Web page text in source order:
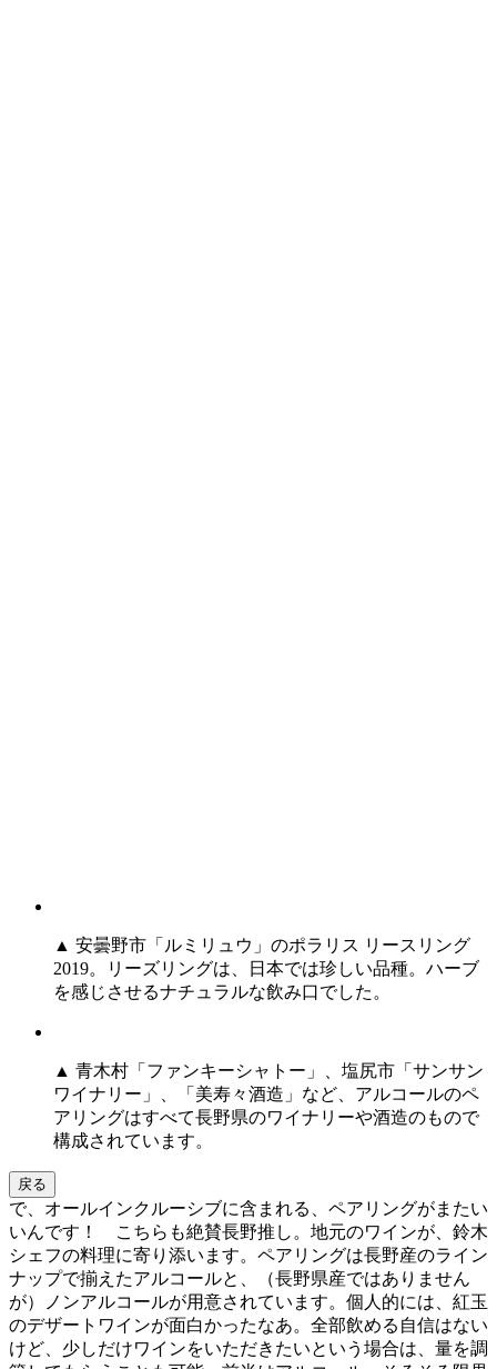
▲ 安曇野市「ルミリュウ」のポラリス リースリング
2019。リーズリングは、日本では珍しい品種。ハーブ
を感じさせるナチュラルな飲み口でした。
▲ 青木村「ファンキーシャトー」、塩尻市「サンサン
ワイナリー」、「美寿々酒造」など、アルコールのペ
アリングはすべて長野県のワイナリーや酒造のもので
構成されています。
戻る
で、オールインクルーシブに含まれる、ペアリングがまたい
いんです！ こちらも絶賛長野推し。地元のワインが、鈴木
シェフの料理に寄り添います。ペアリングは長野産のライン
ナップで揃えたアルコールと、（長野県産ではありません
が）ノンアルコールが用意されています。個人的には、紅玉
のデザートワインが面白かったなあ。全部飲める自信はない
けど、少しだけワインをいただきたいという場合は、量を調